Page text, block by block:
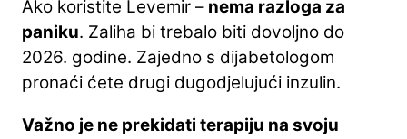
Ako koristite Levemir – nema razloga za
paniku. Zaliha bi trebalo biti dovoljno do
2026. godine. Zajedno s dijabetologom
pronaći ćete drugi dugodjelujući inzulin.
Važno je ne prekidati terapiju na svoju